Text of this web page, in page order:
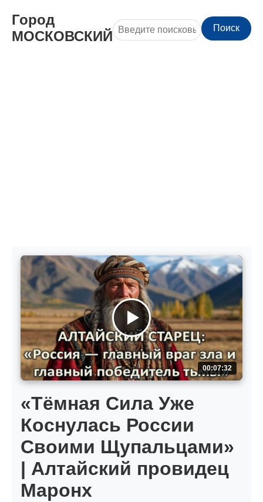
Город
МОСКОВСКИЙ
Поиск
00:07:32
«Тёмная Сила Уже
Коснулась России
Своими Щупальцами»
| Алтайский провидец
Маронх